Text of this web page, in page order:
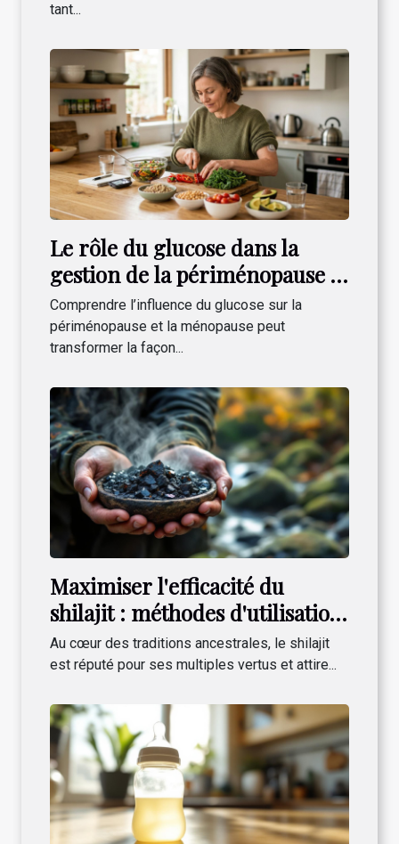
tant...
Le rôle du glucose dans la
gestion de la périménopause et
de la ménopause
Comprendre l’influence du glucose sur la
périménopause et la ménopause peut
transformer la façon...
Maximiser l'efficacité du
shilajit : méthodes d'utilisation
et conseils
Au cœur des traditions ancestrales, le shilajit
est réputé pour ses multiples vertus et attire...